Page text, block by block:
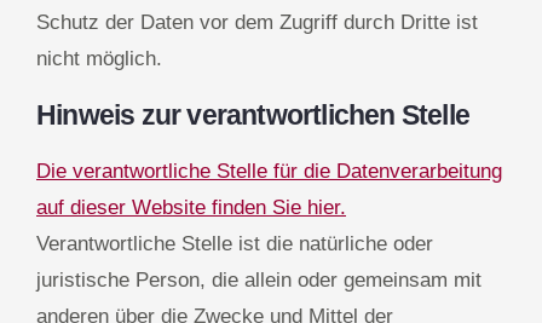
Schutz der Daten vor dem Zugriff durch Dritte ist
nicht möglich.
Hinweis zur verantwortlichen Stelle
Die verantwortliche Stelle für die Datenverarbeitung
auf dieser Website finden Sie hier.
Verantwortliche Stelle ist die natürliche oder
juristische Person, die allein oder gemeinsam mit
anderen über die Zwecke und Mittel der